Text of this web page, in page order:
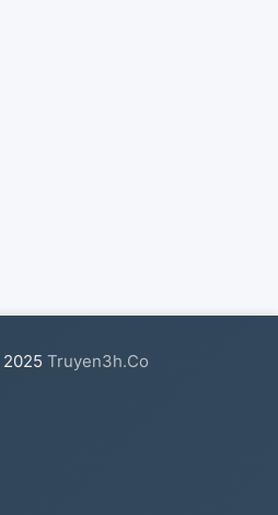
2025 Truyen3h.Co